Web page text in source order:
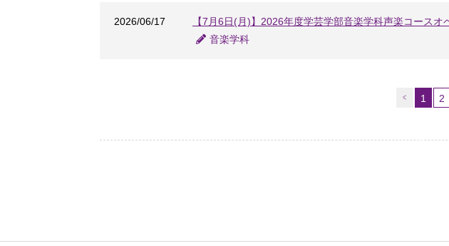
2026/06/17
【7月6日(月)】2026年度学芸学部音楽学科声楽コース
音楽学科
1
の
2